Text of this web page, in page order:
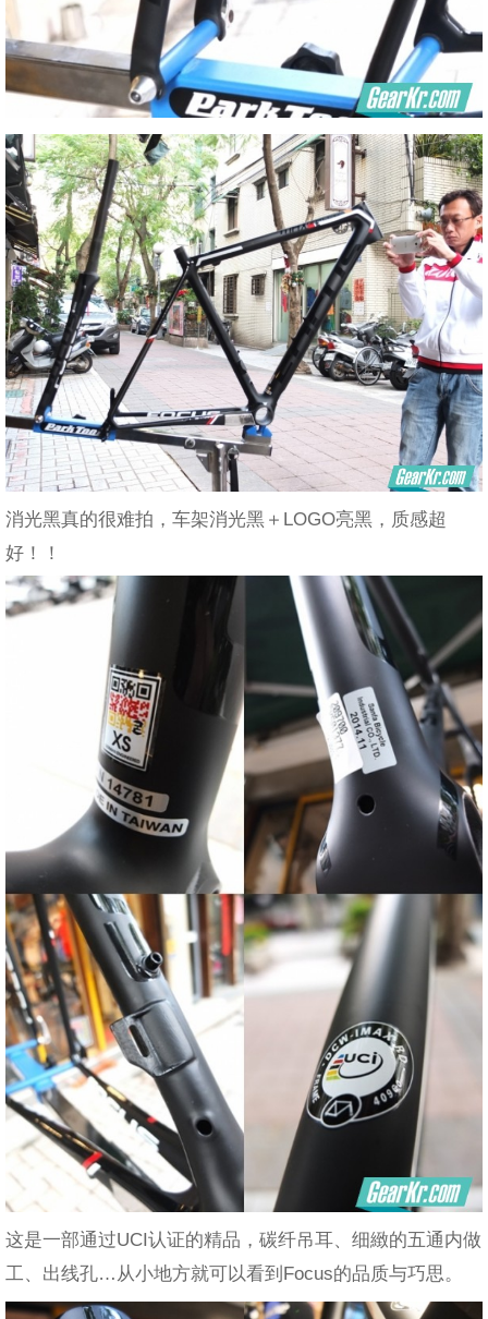
消光黑真的很难拍，车架消光黑＋LOGO亮黑，质感超
好！！
这是一部通过UCI认证的精品，碳纤吊耳、细緻的五通内做
工、出线孔…从小地方就可以看到Focus的品质与巧思。